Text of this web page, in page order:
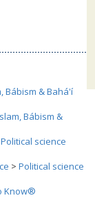
Bábism & Bahá'í
Bábism &
Political science
> Political science
Know®